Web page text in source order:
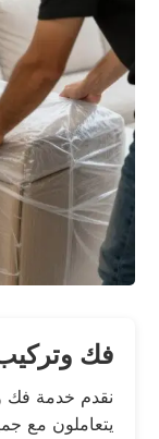
فك
نقدم خدمة فك
يتعاملون مع